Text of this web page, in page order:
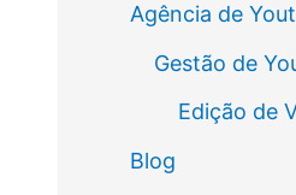
Agência de
Gestão de
Edição de
Blog